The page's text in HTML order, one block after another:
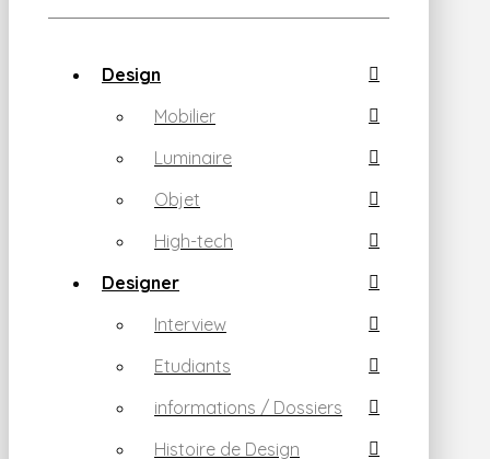
Design
Mobilier
Luminaire
Objet
High-tech
Designer
Interview
Etudiants
informations / Dossiers
Histoire de Design